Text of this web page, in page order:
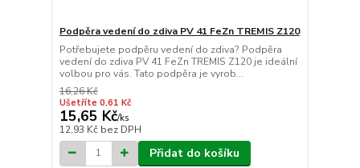
Podpěra vedení do zdiva PV 41 FeZn TREMIS Z120
Potřebujete podpěru vedení do zdiva? Podpěra
vedení do zdiva PV 41 FeZn TREMIS Z120 je ideální
volbou pro vás. Tato podpěra je vyrob...
16,26 Kč
Ušetříte 0,61 Kč
15,65 Kč/ks
12,93 Kč bez DPH
Přidat do košíku